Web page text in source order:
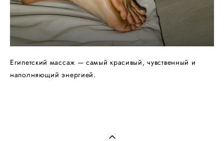
Египетский массаж — самый красивый, чувственный и
наполняющий энергией.